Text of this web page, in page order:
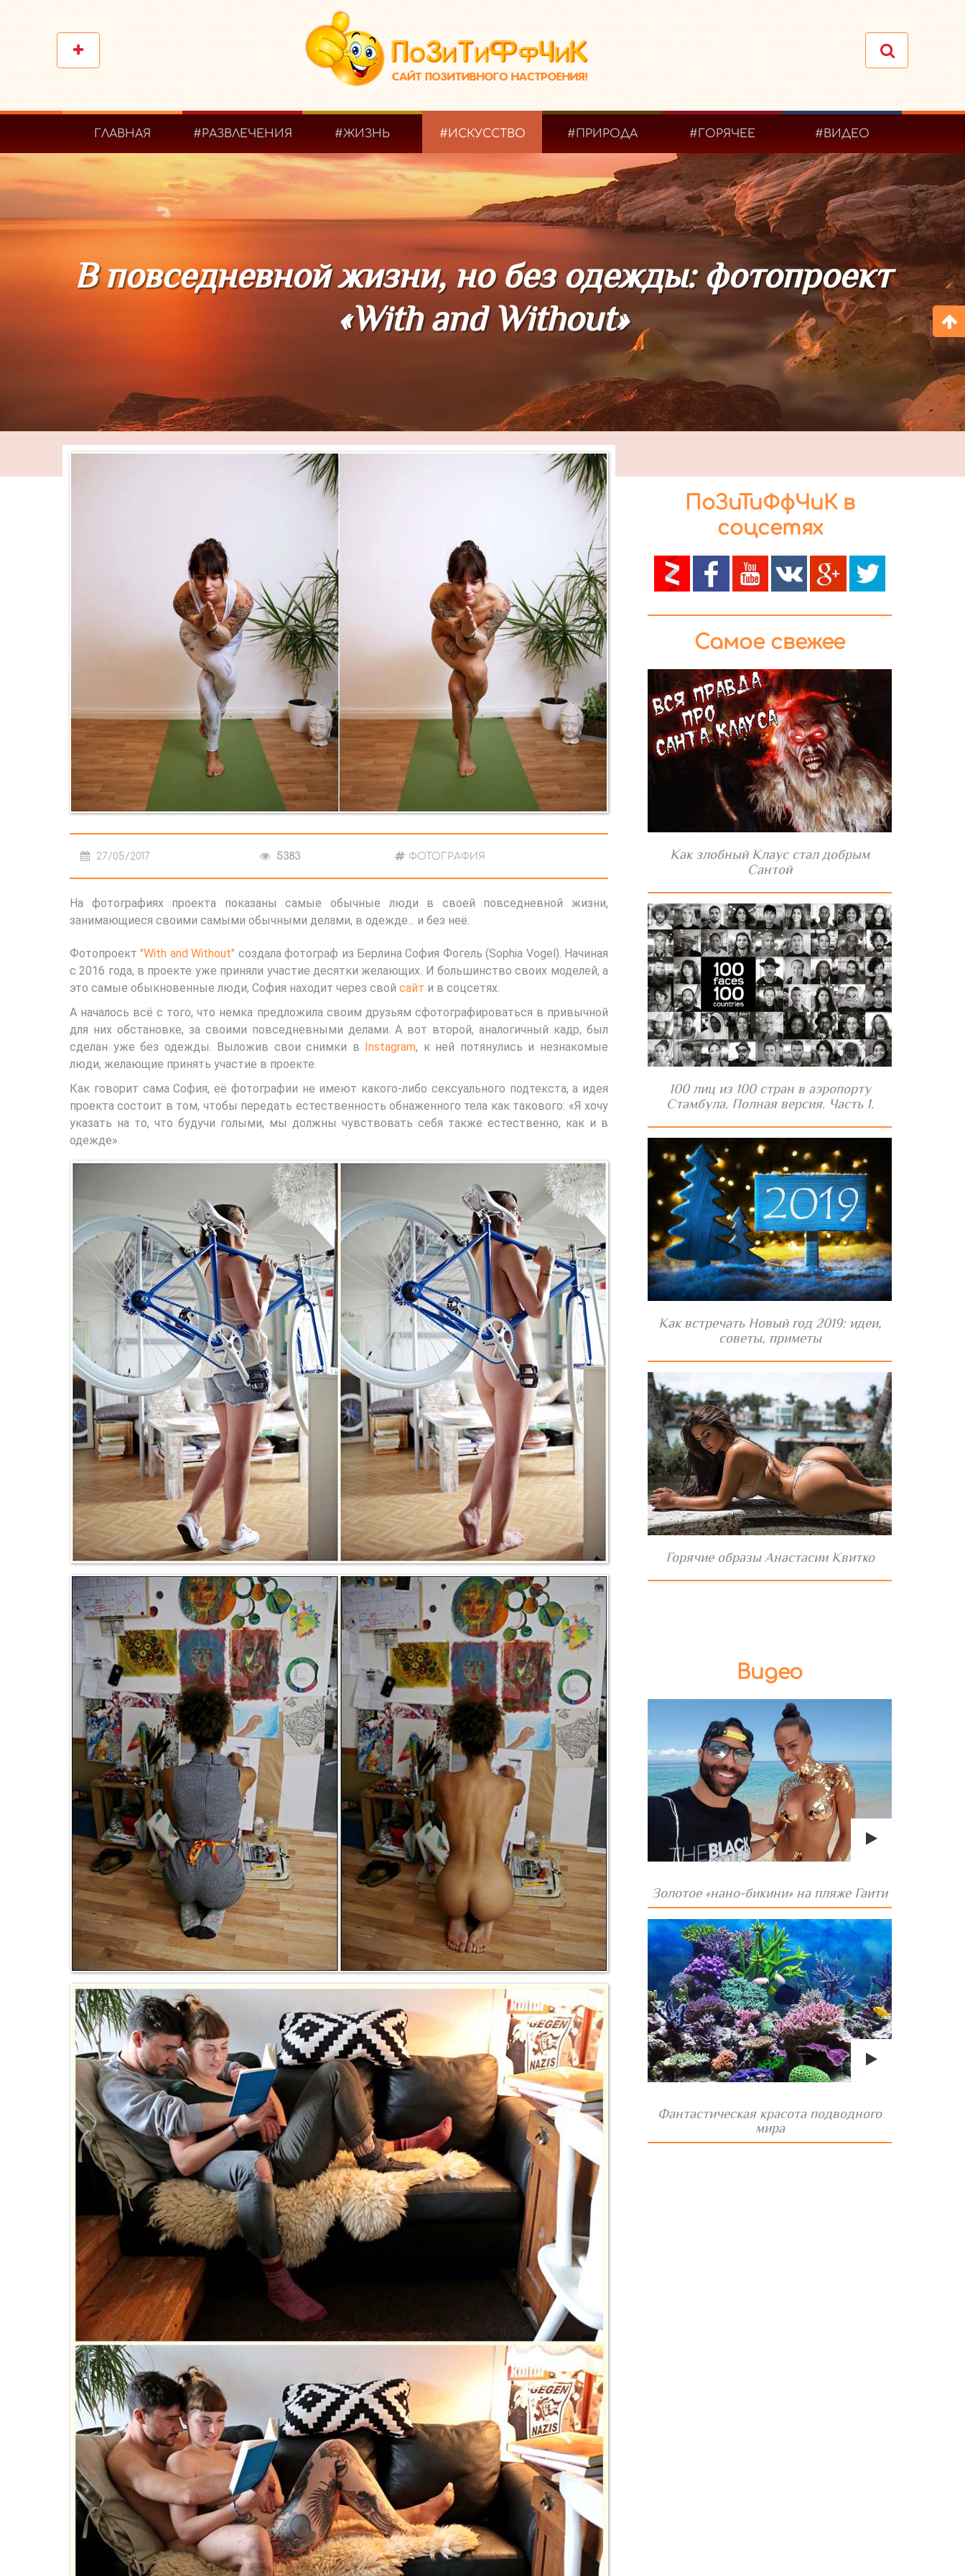
ГЛАВНАЯ #РАЗВЛЕЧЕНИЯ #ЖИЗНЬ #ИСКУССТВО #ПРИРОДА #ГОРЯЧЕЕ #ВИДЕО
В повседневной жизни, но без одежды: фотопроект
«With and Without»
27/05/2017 5383 ФОТОГРАФИЯ
На фотографиях проекта показаны самые обычные люди в своей повседневной жизни,
занимающиеся своими самыми обычными делами, в одежде... и без неё.
Фотопроект"With and Without" создала фотограф из Берлина София Фогель (Sophia Vogel). Начиная
с 2016 года, в проекте уже приняли участие десятки желающих. И большинство своих моделей, а
это самые обыкновенные люди, София находит через свой сайт и в соцсетях.
А началось всё с того, что немка предложила своим друзьям сфотографироваться в привычной
для них обстановке, за своими повседневными делами. А вот второй, аналогичный кадр, был
сделан уже без одежды. Выложив свои снимки в Instagram, к ней потянулись и незнакомые
люди, желающие принять участие в проекте.
Как говорит сама София, её фотографии не имеют какого-либо сексуального подтекста, а идея
проекта состоит в том, чтобы передать естественность обнаженного тела как такового: «Я хочу
указать на то, что будучи голыми, мы должны чувствовать себя также естественно, как и в
одежде».
ПоЗиТиФфЧиК в
соцсетях
Самое свежее
Как злобный Клаус стал добрым
Сантой
100 лиц из 100 стран в аэропорту
Стамбула. Полная версия. Часть 1.
Как встречать Новый год 2019: идеи,
советы, приметы
Горячие образы Анастасии Квитко
Видео
Золотое «нано-бикини» на пляже Гаити
Фантастическая красота подводного
мира